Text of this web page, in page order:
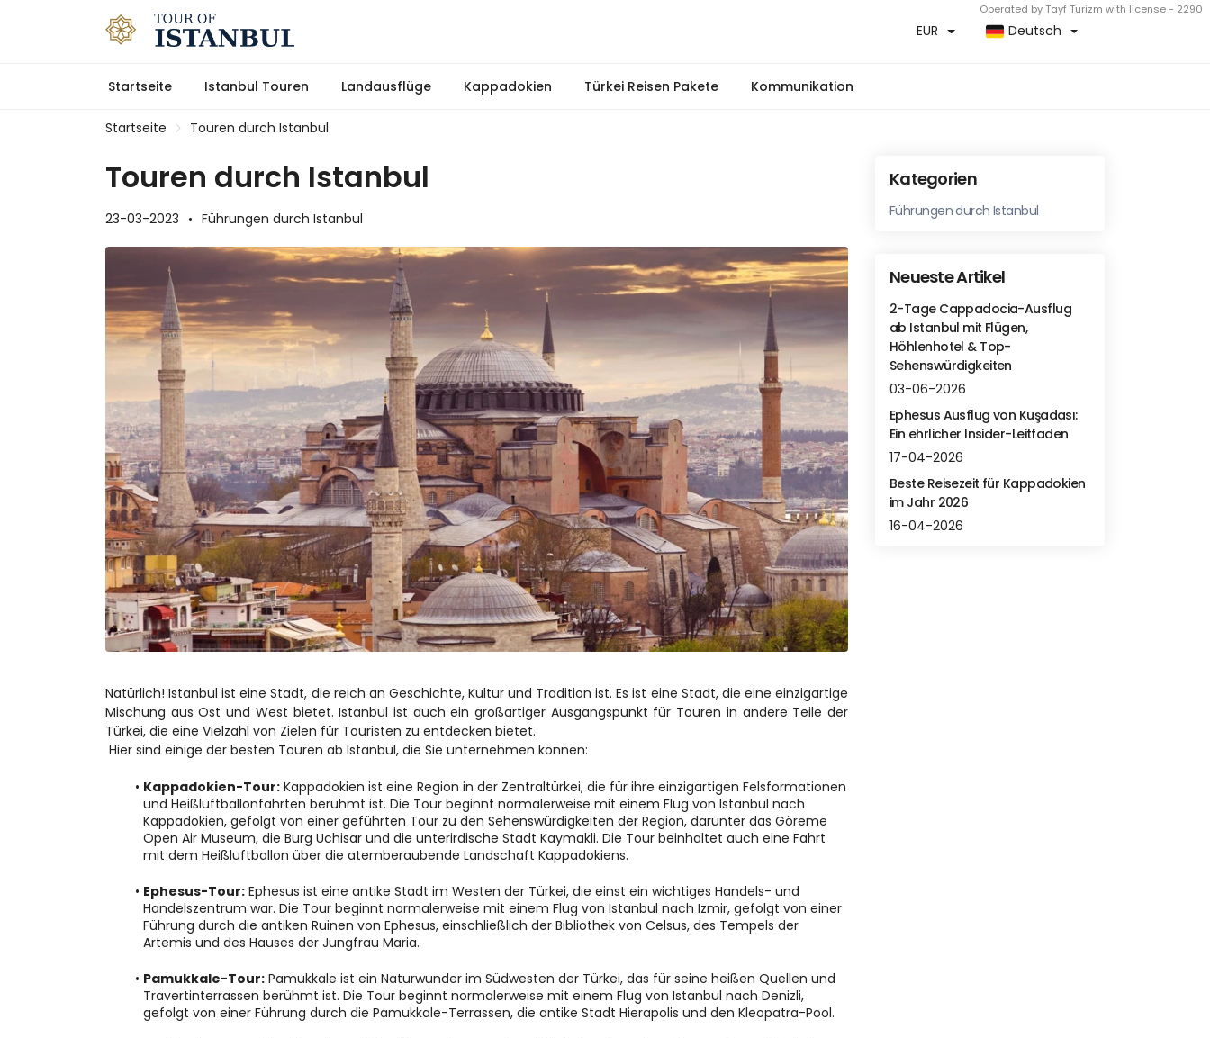
Operated by Tayf Turizm with license - 2290
EUR Deutsch
Startseite Istanbul Touren Landausflüge Kappadokien Türkei Reisen Pakete Kommunikation
Startseite Touren durch Istanbul
Touren durch Istanbul
23-03-2023 Führungen durch Istanbul
Natürlich! Istanbul ist eine Stadt, die reich an Geschichte, Kultur und Tradition ist. Es ist eine Stadt, die eine einzigartige
Mischung aus Ost und West bietet. Istanbul ist auch ein großartiger Ausgangspunkt für Touren in andere Teile der
Türkei, die eine Vielzahl von Zielen für Touristen zu entdecken bietet.
Hier sind einige der besten Touren ab Istanbul, die Sie unternehmen können:
Kappadokien-Tour: Kappadokien ist eine Region in der Zentraltürkei, die für ihre einzigartigen Felsformationen
und Heißluftballonfahrten berühmt ist. Die Tour beginnt normalerweise mit einem Flug von Istanbul nach
Kappadokien, gefolgt von einer geführten Tour zu den Sehenswürdigkeiten der Region, darunter das Göreme
Open Air Museum, die Burg Uchisar und die unterirdische Stadt Kaymakli. Die Tour beinhaltet auch eine Fahrt
mit dem Heißluftballon über die atemberaubende Landschaft Kappadokiens.
Ephesus-Tour: Ephesus ist eine antike Stadt im Westen der Türkei, die einst ein wichtiges Handels- und
Handelszentrum war. Die Tour beginnt normalerweise mit einem Flug von Istanbul nach Izmir, gefolgt von einer
Führung durch die antiken Ruinen von Ephesus, einschließlich der Bibliothek von Celsus, des Tempels der
Artemis und des Hauses der Jungfrau Maria.
Pamukkale-Tour: Pamukkale ist ein Naturwunder im Südwesten der Türkei, das für seine heißen Quellen und
Travertinterrassen berühmt ist. Die Tour beginnt normalerweise mit einem Flug von Istanbul nach Denizli,
gefolgt von einer Führung durch die Pamukkale-Terrassen, die antike Stadt Hierapolis und den Kleopatra-Pool.
Kategorien
Führungen durch Istanbul
Neueste Artikel
2-Tage Cappadocia-Ausflug
ab Istanbul mit Flügen,
Höhlenhotel & Top-
Sehenswürdigkeiten
03-06-2026
Ephesus Ausflug von Kuşadası:
Ein ehrlicher Insider-Leitfaden
17-04-2026
Beste Reisezeit für Kappadokien
im Jahr 2026
16-04-2026